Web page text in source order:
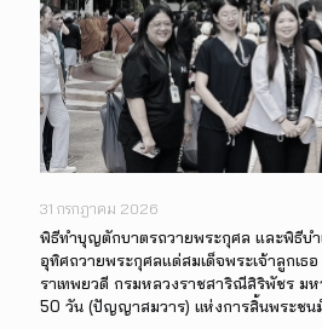
31 กรกฎาคม 2026
พิธีทำบุญตักบาตรถวายพระกุศล และพิธีบ
อุทิศถวายพระกุศลแด่สมเด็จพระเจ้าลูกเธ
ราเทพยวดี กรมหลวงราชสาริณีสิริพัชร มห
50 วัน (ปัญญาสมวาร) แห่งการสิ้นพระชน